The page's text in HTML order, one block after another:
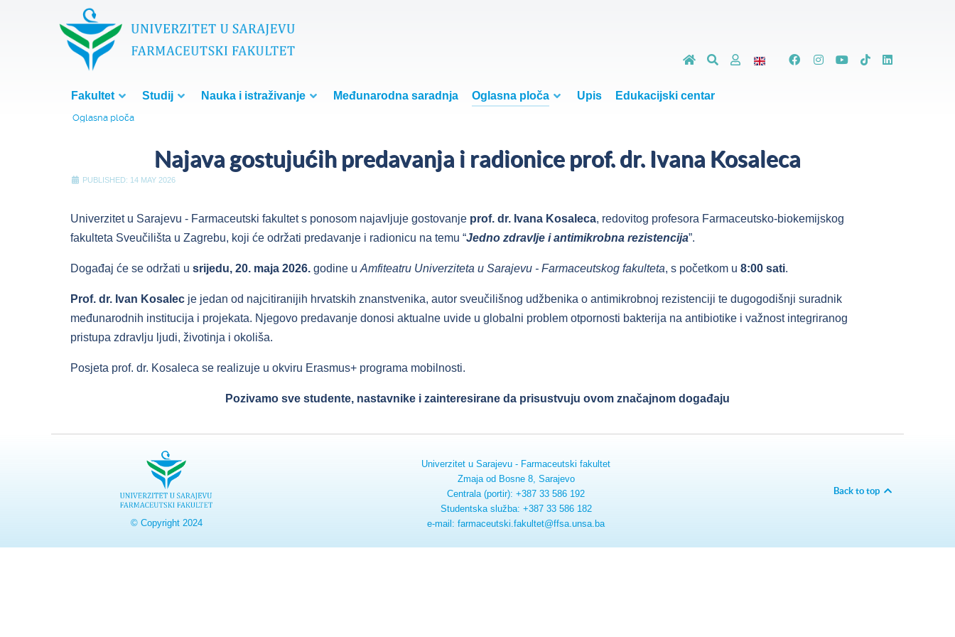
Fakultet Studij Nauka i istraživanje Međunarodna saradnja Oglasna ploča Upis Edukacijski centar
Oglasna ploča
Najava gostujućih predavanja i radionice prof. dr. Ivana Kosaleca
PUBLISHED: 14 MAY 2026
Univerzitet u Sarajevu - Farmaceutski fakultet s ponosom najavljuje gostovanje prof. dr. Ivana Kosaleca, redovitog profesora Farmaceutsko-biokemijskog
fakulteta Sveučilišta u Zagrebu, koji će održati predavanje i radionicu na temu “Jedno zdravlje i antimikrobna rezistencija”.
Događaj će se održati u srijedu, 20. maja 2026. godine u Amfiteatru Univerziteta u Sarajevu - Farmaceutskog fakulteta, s početkom u 8:00 sati.
Prof. dr. Ivan Kosalec je jedan od najcitiranijih hrvatskih znanstvenika, autor sveučilišnog udžbenika o antimikrobnoj rezistenciji te dugogodišnji suradnik
međunarodnih institucija i projekata. Njegovo predavanje donosi aktualne uvide u globalni problem otpornosti bakterija na antibiotike i važnost integriranog
pristupa zdravlju ljudi, životinja i okoliša.
Posjeta prof. dr. Kosaleca se realizuje u okviru Erasmus+ programa mobilnosti.
Pozivamo sve studente, nastavnike i zainteresirane da prisustvuju ovom značajnom događaju
© Copyright 2024
Univerzitet u Sarajevu - Farmaceutski fakultet
Zmaja od Bosne 8, Sarajevo
Centrala (portir): +387 33 586 192
Studentska služba: +387 33 586 182
e-mail: farmaceutski.fakultet@ffsa.unsa.ba
Back to top